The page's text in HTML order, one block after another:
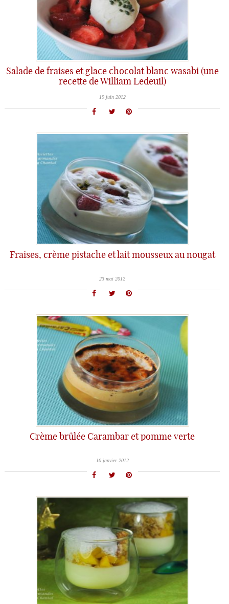
Salade de fraises et glace chocolat blanc wasabi (une
recette de William Ledeuil)
19 juin 2012
Fraises, crème pistache et lait mousseux au nougat
23 mai 2012
Crème brûlée Carambar et pomme verte
10 janvier 2012